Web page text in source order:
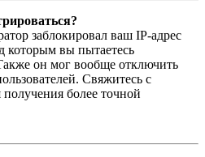
заблокировал ваш IP-адрес
которым вы пытаетесь
он мог вообще отключить
Свяжитесь с
более точной